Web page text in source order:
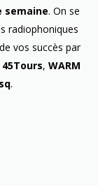
semaine. On se
radiophoniques
vos succès par
45Tours, WARM
.